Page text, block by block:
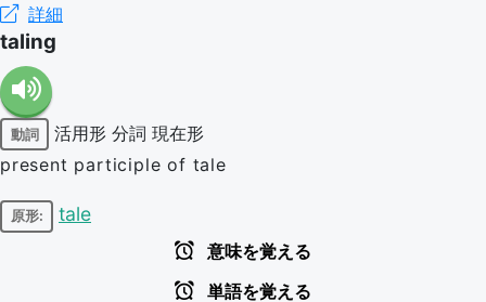
詳細
taling
動詞 活用形 分詞 現在形
present participle of tale
原形: tale
意味を覚える
単語を覚える